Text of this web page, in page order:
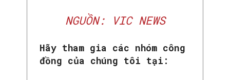
NGUỒN: VIC NEWS
Hãy tham gia các nhóm công
đồng của chúng tôi tại: